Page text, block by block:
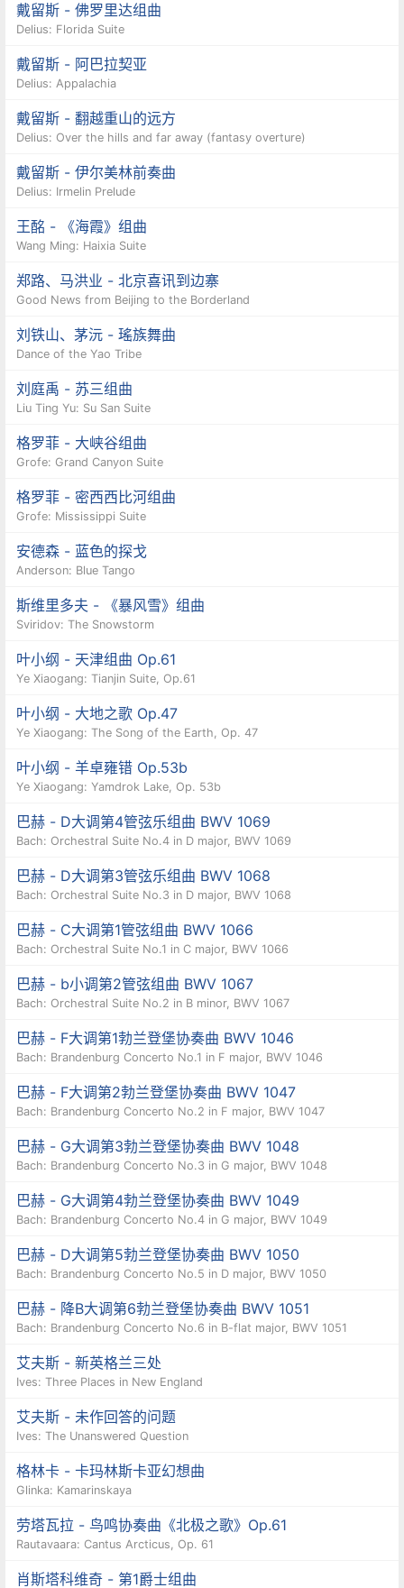
戴留斯 - 佛罗里达组曲
Delius: Florida Suite
戴留斯 - 阿巴拉契亚
Delius: Appalachia
戴留斯 - 翻越重山的远方
Delius: Over the hills and far away (fantasy overture)
戴留斯 - 伊尔美林前奏曲
Delius: Irmelin Prelude
王酩 - 《海霞》组曲
Wang Ming: Haixia Suite
郑路、马洪业 - 北京喜讯到边寨
Good News from Beijing to the Borderland
刘铁山、茅沅 - 瑤族舞曲
Dance of the Yao Tribe
刘庭禹 - 苏三组曲
Liu Ting Yu: Su San Suite
格罗菲 - 大峡谷组曲
Grofe: Grand Canyon Suite
格罗菲 - 密西西比河组曲
Grofe: Mississippi Suite
安德森 - 蓝色的探戈
Anderson: Blue Tango
斯维里多夫 - 《暴风雪》组曲
Sviridov: The Snowstorm
叶小纲 - 天津组曲 Op.61
Ye Xiaogang: Tianjin Suite, Op.61
叶小纲 - 大地之歌 Op.47
Ye Xiaogang: The Song of the Earth, Op. 47
叶小纲 - 羊卓雍错 Op.53b
Ye Xiaogang: Yamdrok Lake, Op. 53b
巴赫 - D大调第4管弦乐组曲 BWV 1069
Bach: Orchestral Suite No.4 in D major, BWV 1069
巴赫 - D大调第3管弦乐组曲 BWV 1068
Bach: Orchestral Suite No.3 in D major, BWV 1068
巴赫 - C大调第1管弦组曲 BWV 1066
Bach: Orchestral Suite No.1 in C major, BWV 1066
巴赫 - b小调第2管弦组曲 BWV 1067
Bach: Orchestral Suite No.2 in B minor, BWV 1067
巴赫 - F大调第1勃兰登堡协奏曲 BWV 1046
Bach: Brandenburg Concerto No.1 in F major, BWV 1046
巴赫 - F大调第2勃兰登堡协奏曲 BWV 1047
Bach: Brandenburg Concerto No.2 in F major, BWV 1047
巴赫 - G大调第3勃兰登堡协奏曲 BWV 1048
Bach: Brandenburg Concerto No.3 in G major, BWV 1048
巴赫 - G大调第4勃兰登堡协奏曲 BWV 1049
Bach: Brandenburg Concerto No.4 in G major, BWV 1049
巴赫 - D大调第5勃兰登堡协奏曲 BWV 1050
Bach: Brandenburg Concerto No.5 in D major, BWV 1050
巴赫 - 降B大调第6勃兰登堡协奏曲 BWV 1051
Bach: Brandenburg Concerto No.6 in B-flat major, BWV 1051
艾夫斯 - 新英格兰三处
Ives: Three Places in New England
艾夫斯 - 未作回答的问题
Ives: The Unanswered Question
格林卡 - 卡玛林斯卡亚幻想曲
Glinka: Kamarinskaya
劳塔瓦拉 - 鸟鸣协奏曲《北极之歌》Op.61
Rautavaara: Cantus Arcticus, Op. 61
肖斯塔科维奇 - 第1爵士组曲